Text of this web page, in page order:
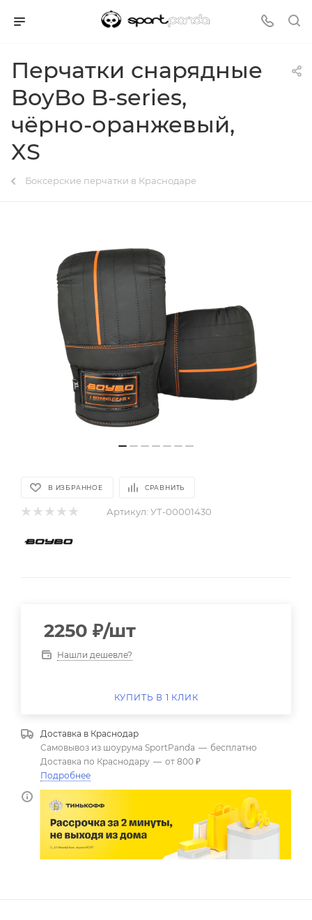
Перчатки снарядные
BoyBo B-series,
чёрно-оранжевый,
XS
Боксерские перчатки в Краснодаре
В ИЗБРАННОЕ СРАВНИТЬ
Артикул: УТ-00001430
2250 ₽/шт
Нашли дешевле?
КУПИТЬ В 1 КЛИК
Доставка в Краснодар
Самовывоз из шоурума SportPanda — бесплатно
Доставка по Краснодару — от 800 ₽
Подробнее